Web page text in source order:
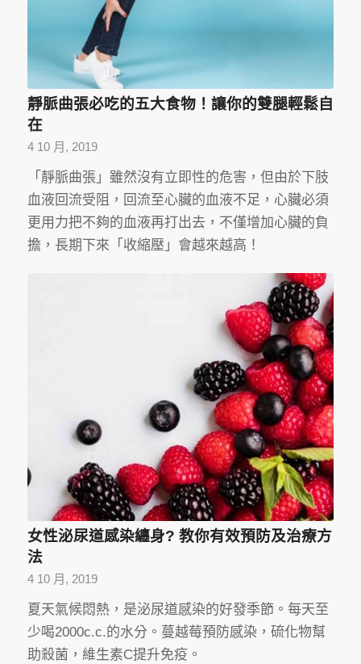
靜脈曲張必吃的五大食物！讓你的雙腿輕鬆自
在
4 10 月, 2019
「靜脈曲張」雖然沒有立即性的危害，但由於下肢
血液回流受阻，回流至心臟的血液不足，心臟必須
更用力把不夠的血液再打出去，不僅增加心臟的負
擔，長期下來「收縮壓」會越來越高！
女性泌尿道感染纏身? 教你有效預防及治療方
法
4 10 月, 2019
夏天氣候悶熱，是泌尿道感染的好發季節。每天至
少喝2000c.c.的水分。蔓越莓預防感染，硫化物幫
助殺菌，維生素C提升免疫。